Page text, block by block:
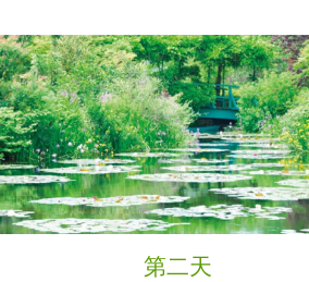
第二天